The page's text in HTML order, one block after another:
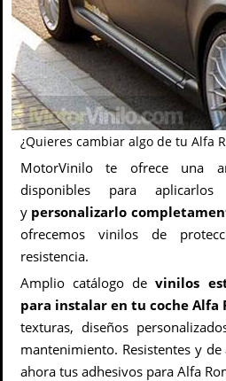
¿Quieres cambiar algo de tu Alfa
MotorVinilo te ofrece una
disponibles para
y personalizarlo
ofrecemos vinilos de
resistencia.
Amplio catálogo devinilos
para instalar en tu coche Alfa
texturas, diseños
mantenimiento. Resistentes y
ahora tus adhesivos para Alfa